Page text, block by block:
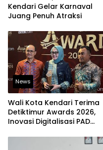
Kendari Gelar Karnaval
Juang Penuh Atraksi
News
Wali Kota Kendari Terima
Detiktimur Awards 2026,
Inovasi Digitalisasi PAD